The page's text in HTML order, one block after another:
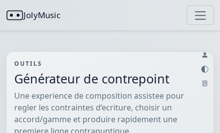
JolyMusic
OUTILS
Générateur de contrepoint
Une experience de composition assistee pour
regler les contraintes d’ecriture, choisir un
accord/gamme et produire rapidement une